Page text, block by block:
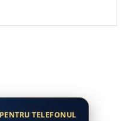
TELEFONUL